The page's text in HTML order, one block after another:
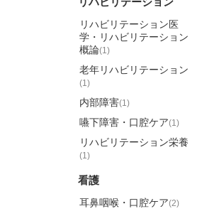
リハビリテーション医
学・リハビリテーション
概論(1)
老年リハビリテーション
(1)
内部障害(1)
嚥下障害・口腔ケア(1)
リハビリテーション栄養
(1)
看護
耳鼻咽喉・口腔ケア(2)